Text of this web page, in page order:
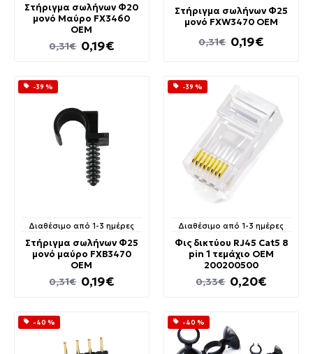
Στήριγμα σωλήνων Φ20
μονό Μαύρο FX3460
OEM
0,19€
0,31€
Στήριγμα σωλήνων Φ25
μονό FXW3470 OEM
0,19€
0,31€
-39 %
Διαθέσιμο από 1-3 ημέρες
Στήριγμα σωλήνων Φ25
μονό μαύρο FXB3470
OEM
0,19€
0,31€
-39 %
Διαθέσιμο από 1-3 ημέρες
Φις δικτύου RJ45 Cat5 8
pin 1 τεμάχιο OEM
200200500
0,20€
0,33€
-40 % -40 %